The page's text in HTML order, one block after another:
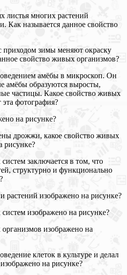
листья многих растений
Как называется данное свойство
приходом зимы меняют окраску
свойство живых организмов?
амёбы в микроскоп. Он
амёбы образуются выросты,
частицы. Какое свойство живых
фотография?
на рисунке?
дрожжи, какое свойство живых
рисунке?
заключается в том, что
структурно и функционально
растений изображено на рисунке?
изображено на рисунке?
изображено на
клеток в культуре и делал
на рисунке?